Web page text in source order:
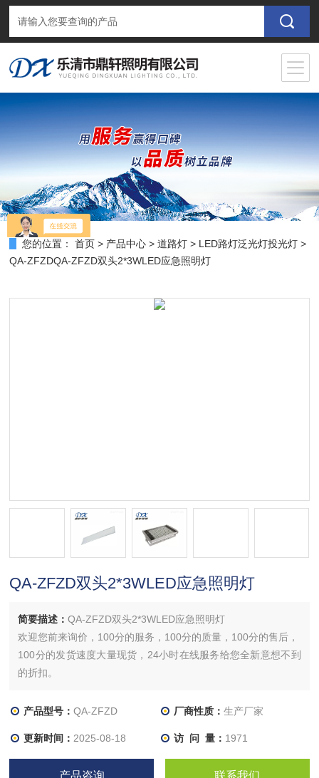
您的位置： 首页 > 产品中心 >道路灯 > LED路灯泛光灯投光灯 >
QA-ZFZDQA-ZFZD双头2*3WLED应急照明灯
QA-ZFZD双头2*3WLED应急照明灯
简要描述：QA-ZFZD双头2*3WLED应急照明灯
欢迎您前来询价，100分的服务，100分的质量，100分的售后，
100分的发货速度大量现货，24小时在线服务给您全新意想不到
的折扣。
产品型号：QA-ZFZD 厂商性质： 生产厂家
更新时间： 2025-08-18 访 问 量： 1971
产品咨询 联系我们